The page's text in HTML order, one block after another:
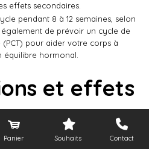
effets secondaires.
pendant 8 à 12 semaines, selon
de prévoir un cycle de
pour aider votre corps à
équilibre hormonal.
et effets
Panier Souhaits Contact